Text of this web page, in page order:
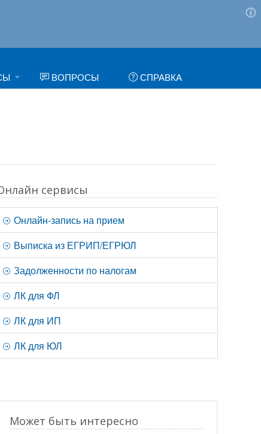
ВОПРОСЫ СПРАВКА
сервисы
Онлайн-запись на прием
Выписка из ЕГРИП/ЕГРЮЛ
Задолженности по налогам
ЛК для ФЛ
ЛК для ИП
ЛК для ЮЛ
Может быть интересно